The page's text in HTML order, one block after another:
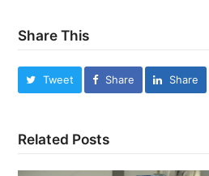
Share This
Tweet Share Share
Related Posts